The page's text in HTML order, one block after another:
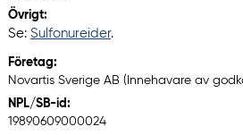
Övrigt:
Se: Sulfonureider.
Företag:
Novartis Sverige AB (Innehavare av
NPL/SB-id:
19890609000024